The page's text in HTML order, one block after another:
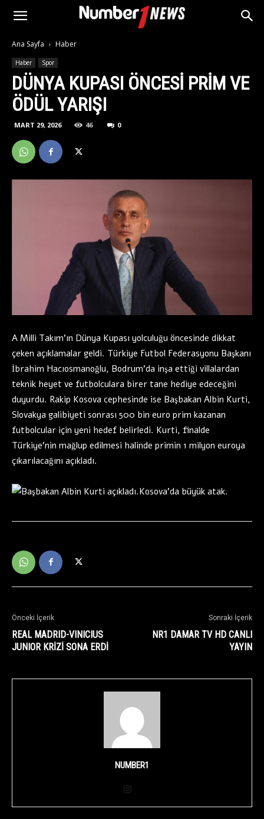
Ana Sayfa Haber
Haber Spor
DÜNYA KUPASI ÖNCESI PRIM VE
ÖDÜL YARIŞI
MART 29, 2026 46 0
A Milli Takım’ın Dünya Kupası yolculuğu öncesinde dikkat
çeken açıklamalar geldi. Türkiye Futbol Federasyonu Başkanı
İbrahim Hacıosmanoğlu, Bodrum’da inşa ettiği villalardan
teknik heyet ve futbolculara birer tane hediye edeceğini
duyurdu. Rakip Kosova cephesinde ise Başbakan Albin Kurti,
Slovakya galibiyeti sonrası 500 bin euro prim kazanan
futbolcular için yeni hedef belirledi. Kurti, finalde
Türkiye’nin mağlup edilmesi halinde primin 1 milyon euroya
çıkarılacağını açıkladı.
Önceki İçerik
REAL MADRID-VINICIUS
JUNIOR KRİZİ SONA ERDİ
Sonraki İçerik
NR1 DAMAR TV HD CANLI
YAYIN
NUMBER1